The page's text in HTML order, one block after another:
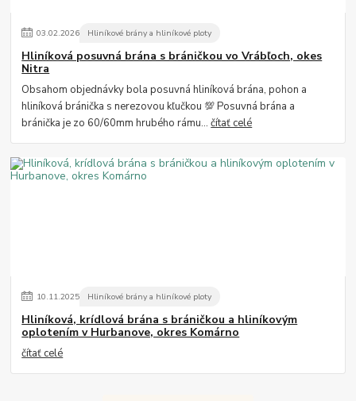
03.02.2026 Hliníkové brány a hliníkové ploty
Hliníková posuvná brána s bráničkou vo Vrábľoch, okes
Nitra
Obsahom objednávky bola posuvná hliníková brána, pohon a
hliníková bránička s nerezovou kľučkou 💯 Posuvná brána a
bránička je zo 60/60mm hrubého rámu...čítať celé
10.11.2025 Hliníkové brány a hliníkové ploty
Hliníková, krídlová brána s bráničkou a hliníkovým
oplotením v Hurbanove, okres Komárno
čítať celé